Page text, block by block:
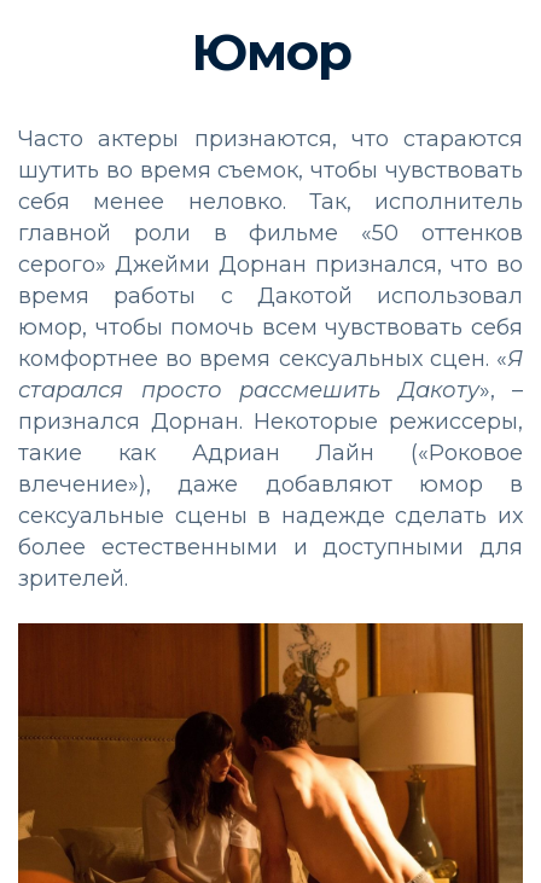
Юмор
Часто актеры признаются, что стараются
шутить во время съемок, чтобы чувствовать
себя менее неловко. Так, исполнитель
главной роли в фильме «50 оттенков
серого» Джейми Дорнан признался, что во
время работы с Дакотой использовал
юмор, чтобы помочь всем чувствовать себя
комфортнее во время сексуальных сцен. «Я
старался просто рассмешить Дакоту», –
признался Дорнан. Некоторые режиссеры,
такие как Адриан Лайн («Роковое
влечение»), даже добавляют юмор в
сексуальные сцены в надежде сделать их
более естественными и доступными для
зрителей.